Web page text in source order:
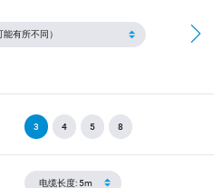
3 4 5 8